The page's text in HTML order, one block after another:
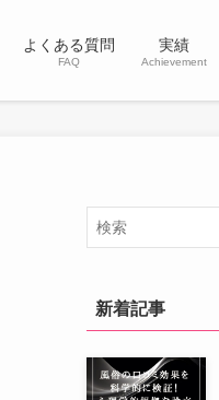
よくある質問
FAQ
実績
Achievement
新着記事